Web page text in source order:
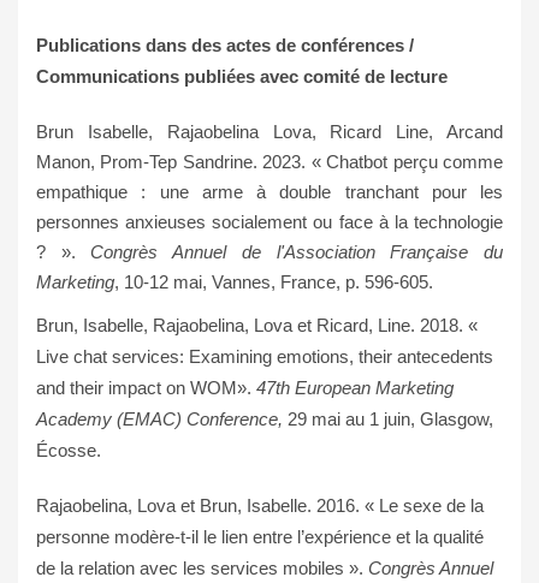
Publications dans des actes de conférences /
Communications publiées avec comité de lecture
Brun Isabelle, Rajaobelina Lova, Ricard Line, Arcand
Manon, Prom-Tep Sandrine. 2023. « Chatbot perçu comme
empathique : une arme à double tranchant pour les
personnes anxieuses socialement ou face à la technologie
? ».Congrès Annuel de l'Association Française du
Marketing, 10-12 mai, Vannes, France, p. 596-605.
Brun, Isabelle, Rajaobelina, Lova et Ricard, Line. 2018. «
Live chat services: Examining emotions, their antecedents
and their impact on WOM». 47th European Marketing
Academy (EMAC) Conference, 29 mai au 1 juin, Glasgow,
Écosse.
Rajaobelina, Lova et Brun, Isabelle. 2016. « Le sexe de la
personne modère-t-il le lien entre l’expérience et la qualité
de la relation avec les services mobiles ». Congrès Annuel